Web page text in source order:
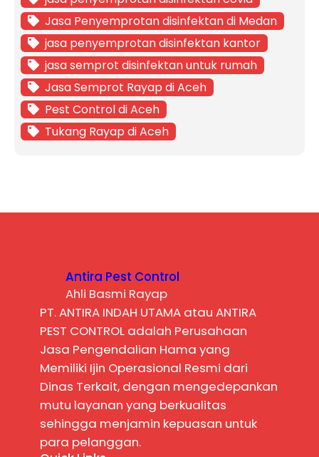
Jasa Penyemprotan disinfektan di Medan
jasa penyemprotan disinfektan kantor
jasa semprot disinfektan untuk rumah
Jasa Semprot Rayap di Aceh
Pest Control di Aceh
Tukang Rayap di Aceh
Antira Pest Control
Ahli Basmi Rayap
PT. ANTIRA INDAH UTAMA atau ANTIRA
PEST CONTROL adalah Perusahaan
Jasa Pengendalian Hama yang
Memiliki Ijin Operasional Resmi dari
Dinas Terkait, dengan mengedepankan
mutu layanan yang berkualitas
sehingga menjamin kepuasan untuk
para pelanggan.